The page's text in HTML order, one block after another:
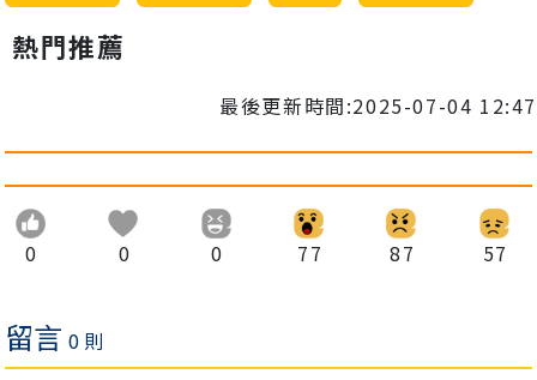
熱門推薦
最後更新時間:2025-07-04 12:47
0 0 0 77 87 57